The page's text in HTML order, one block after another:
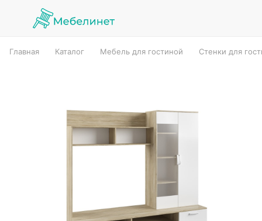
Главная Каталог Мебель для гостиной Стенки для